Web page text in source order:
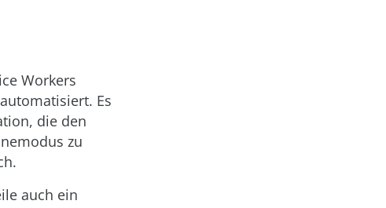
Workers
Es
die den
zu
auch ein